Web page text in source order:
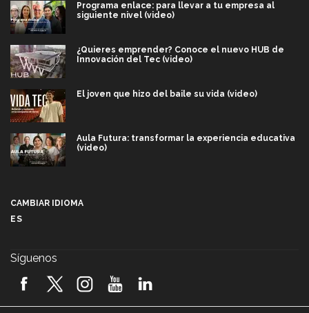
Programa enlace: para llevar a tu empresa al
siguiente nivel (video)
¿Quieres emprender? Conoce el nuevo HUB de
Innovación del Tec (video)
El joven que hizo del baile su vida (video)
Aula Futura: transformar la experiencia educativa
(video)
2026! (video)
CAMBIAR IDIOMA
ES
Síguenos